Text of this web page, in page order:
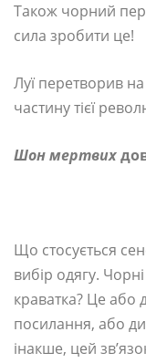
Також чорний
сила зробити це!
Луї перетворив
частину тієї
Шон мертвих
Що стосується
вибір одягу.
краватка? Це або
посилання, або
інакше, цей